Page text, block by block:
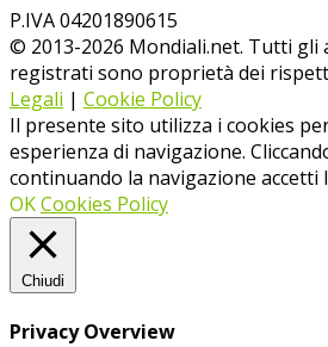
P.IVA 04201890615
© 2013-2026 Mondiali.net. Tutti gli
registrati sono proprietà dei
Legali | Cookie Policy
Il presente sito utilizza i cookies
esperienza di navigazione.
continuando la navigazione accetti
OKCookies Policy
Chiudi
Privacy Overview